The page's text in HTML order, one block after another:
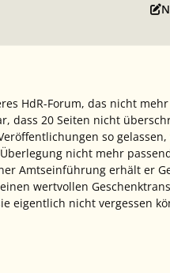
HdR-Forum, das nicht
dass 20 Seiten nicht
so
nicht mehr
Amtseinführung erhält er
wertvollen
eigentlich nicht vergessen